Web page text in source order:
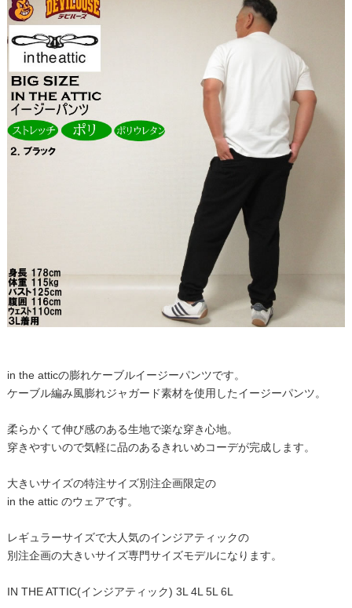
in the atticの膨れケーブルイージーパンツです。
ケーブル編み風膨れジャガード素材を使用したイージーパンツ。
柔らかくて伸び感のある生地で楽な穿き心地。
穿きやすいので気軽に品のあるきれいめコーデが完成します。
大きいサイズの特注サイズ別注企画限定の
in the attic のウェアです。
レギュラーサイズで大人気のインジアティックの
別注企画の大きいサイズ専門サイズモデルになります。
IN THE ATTIC(インジアティック) 3L 4L 5L 6L